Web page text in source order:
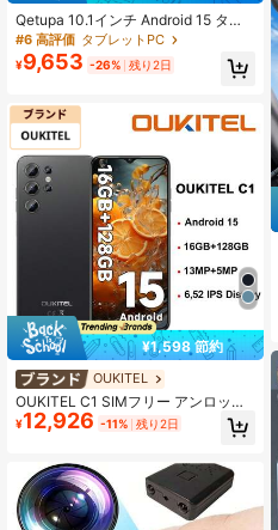
Qetupa 10.1インチ Android 15 タブ
レット、保護ケース、キーボード、
マウス付き、8GB RAM + 256GB ス
トレージ (1TB SDカード拡張対応)、
セッサ、HD (1280x800) IPS タッチ
スクリーン、5MP フロントカメラ、
13MP リアカメラ、6000mAh バッ
テリー
#6 高評価 タブレットPC
¥9,653 -26% 残り2日
¥1,598 節約
OUKITEL
OUKITEL C1 SIMフリー アンロック
6.52インチ HD+ディスプレイ スマー
トフォン 16(4+12)GB+128GB Andro
メラ 5150mAh 指紋認証 OTG/GPS
(充電器なし)
¥12,926 -11% 残り2日